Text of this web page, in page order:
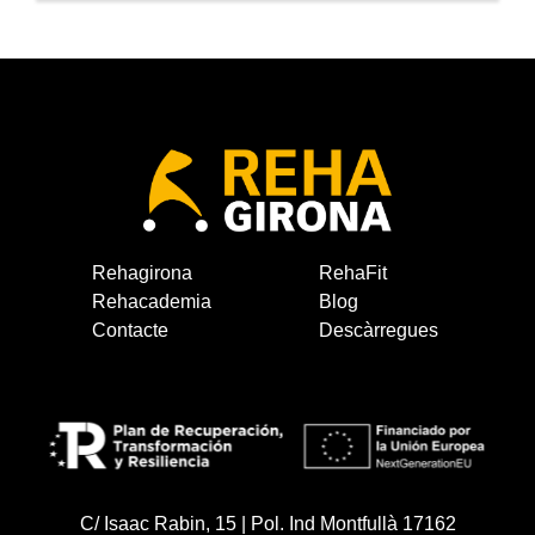
Rehagirona
RehaFit
Rehacademia
Blog
Contacte
Descàrregues
C/ Isaac Rabin, 15 | Pol. Ind Montfullà 17162